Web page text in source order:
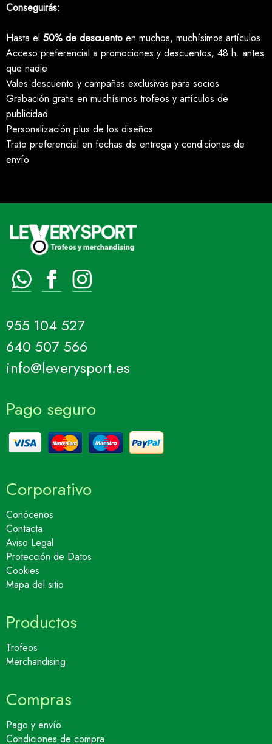
Conseguirás:
Hasta el 50% de descuento en muchos, muchísimos artículos
Acceso preferencial a promociones y descuentos, 48 h. antes
que nadie
Vales descuento y campañas exclusivas para socios
Grabación gratis en muchísimos trofeos y artículos de
publicidad
Personalización plus de los diseños
Trato preferencial en fechas de entrega y condiciones de
envío
955 104 527
640 507 566
info@leverysport.es
Pago seguro
Corporativo
Conócenos
Contacta
Aviso Legal
Protección de Datos
Cookies
Mapa del sitio
Productos
Trofeos
Merchandising
Compras
Pago y envío
Condiciones de compra